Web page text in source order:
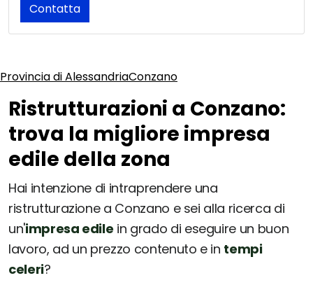
Contatta
Provincia di AlessandriaConzano
Ristrutturazioni a Conzano:
trova la migliore impresa
edile della zona
Hai intenzione di intraprendere una
ristrutturazione a Conzano e sei alla ricerca di
un'impresa edile in grado di eseguire un buon
lavoro, ad un prezzo contenuto e in tempi
celeri?